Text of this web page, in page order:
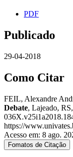
PDF
Publicado
29-04-2018
Como Citar
FEIL, Alexandre
Debate, Lajeado,
https://
Acesso em: 8 ago.
Fomatos de Citação